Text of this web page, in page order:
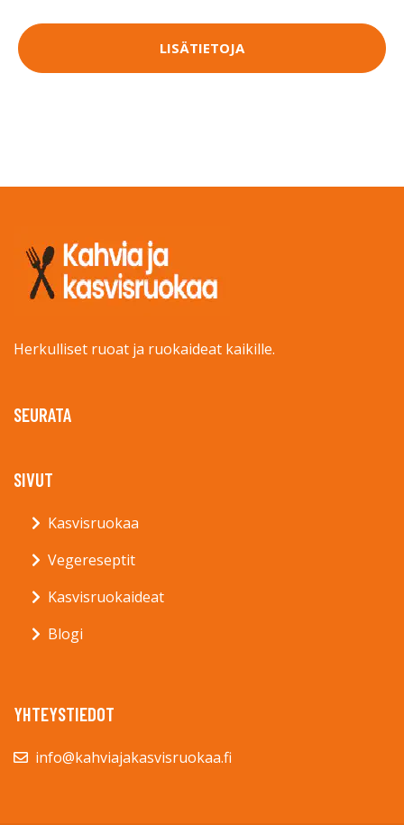
LISÄTIETOJA
Herkulliset ruoat ja ruokaideat kaikille.
SEURATA
SIVUT
Kasvisruokaa
Vegereseptit
Kasvisruokaideat
Blogi
YHTEYSTIEDOT
info@kahviajakasvisruokaa.fi